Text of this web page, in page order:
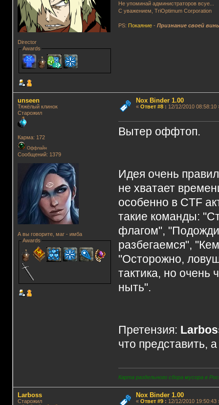
Director
Awards
Не упоминай администраторов всуе...
С уважением, TriOptimum Corporation
PS: Покаяние -Признание своей
unseen
Тяжёлый клинок
Старожил
Карма: 172
Оффлайн
Сообщений: 1379
А вы говорите, маг - имба
Awards
Nox Binder 1.00
« Ответ #8: 12/12/2010 08:58:10
Вытер оффтоп.
Идея очень
не хватает
особенно в CTF
такие команды:
флагом",
разбегаемся",
"Осторожно,
тактика, но очень
ныть".
Претензия:
что представить,
Карта раздельного сбора мусора в
Lаrboss
Старожил
Nox Binder 1.00
« Ответ #9: 12/12/2010 19:50:43